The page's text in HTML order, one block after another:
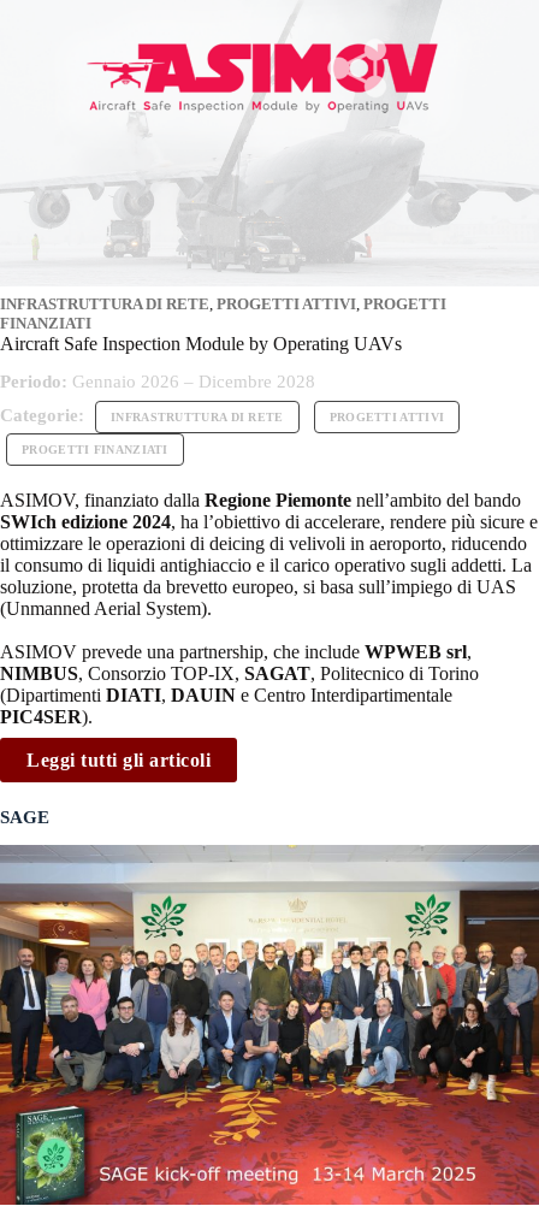
INFRASTRUTTURA DI RETE PROGETTI ATTIVI PROGETTI
FINANZIATI
Aircraft Safe Inspection Module by Operating UAVs
Periodo: Gennaio 2026 – Dicembre 2028
Categorie:
INFRASTRUTTURA DI RETE PROGETTI ATTIVI
PROGETTI FINANZIATI
ASIMOV, finanziato dalla Regione Piemonte nell’ambito del bando
SWIch edizione 2024, ha l’obiettivo di accelerare, rendere più sicure e
ottimizzare le operazioni di deicing di velivoli in aeroporto, riducendo
il consumo di liquidi antighiaccio e il carico operativo sugli addetti. La
soluzione, protetta da brevetto europeo, si basa sull’impiego di UAS
(Unmanned Aerial System).
ASIMOV prevede una partnership, che include WPWEB srl,
NIMBUS, Consorzio TOP-IX, SAGAT, Politecnico di Torino
(Dipartimenti DIATI, DAUIN e Centro Interdipartimentale
PIC4SER).
Leggi tutti gli articoli
SAGE